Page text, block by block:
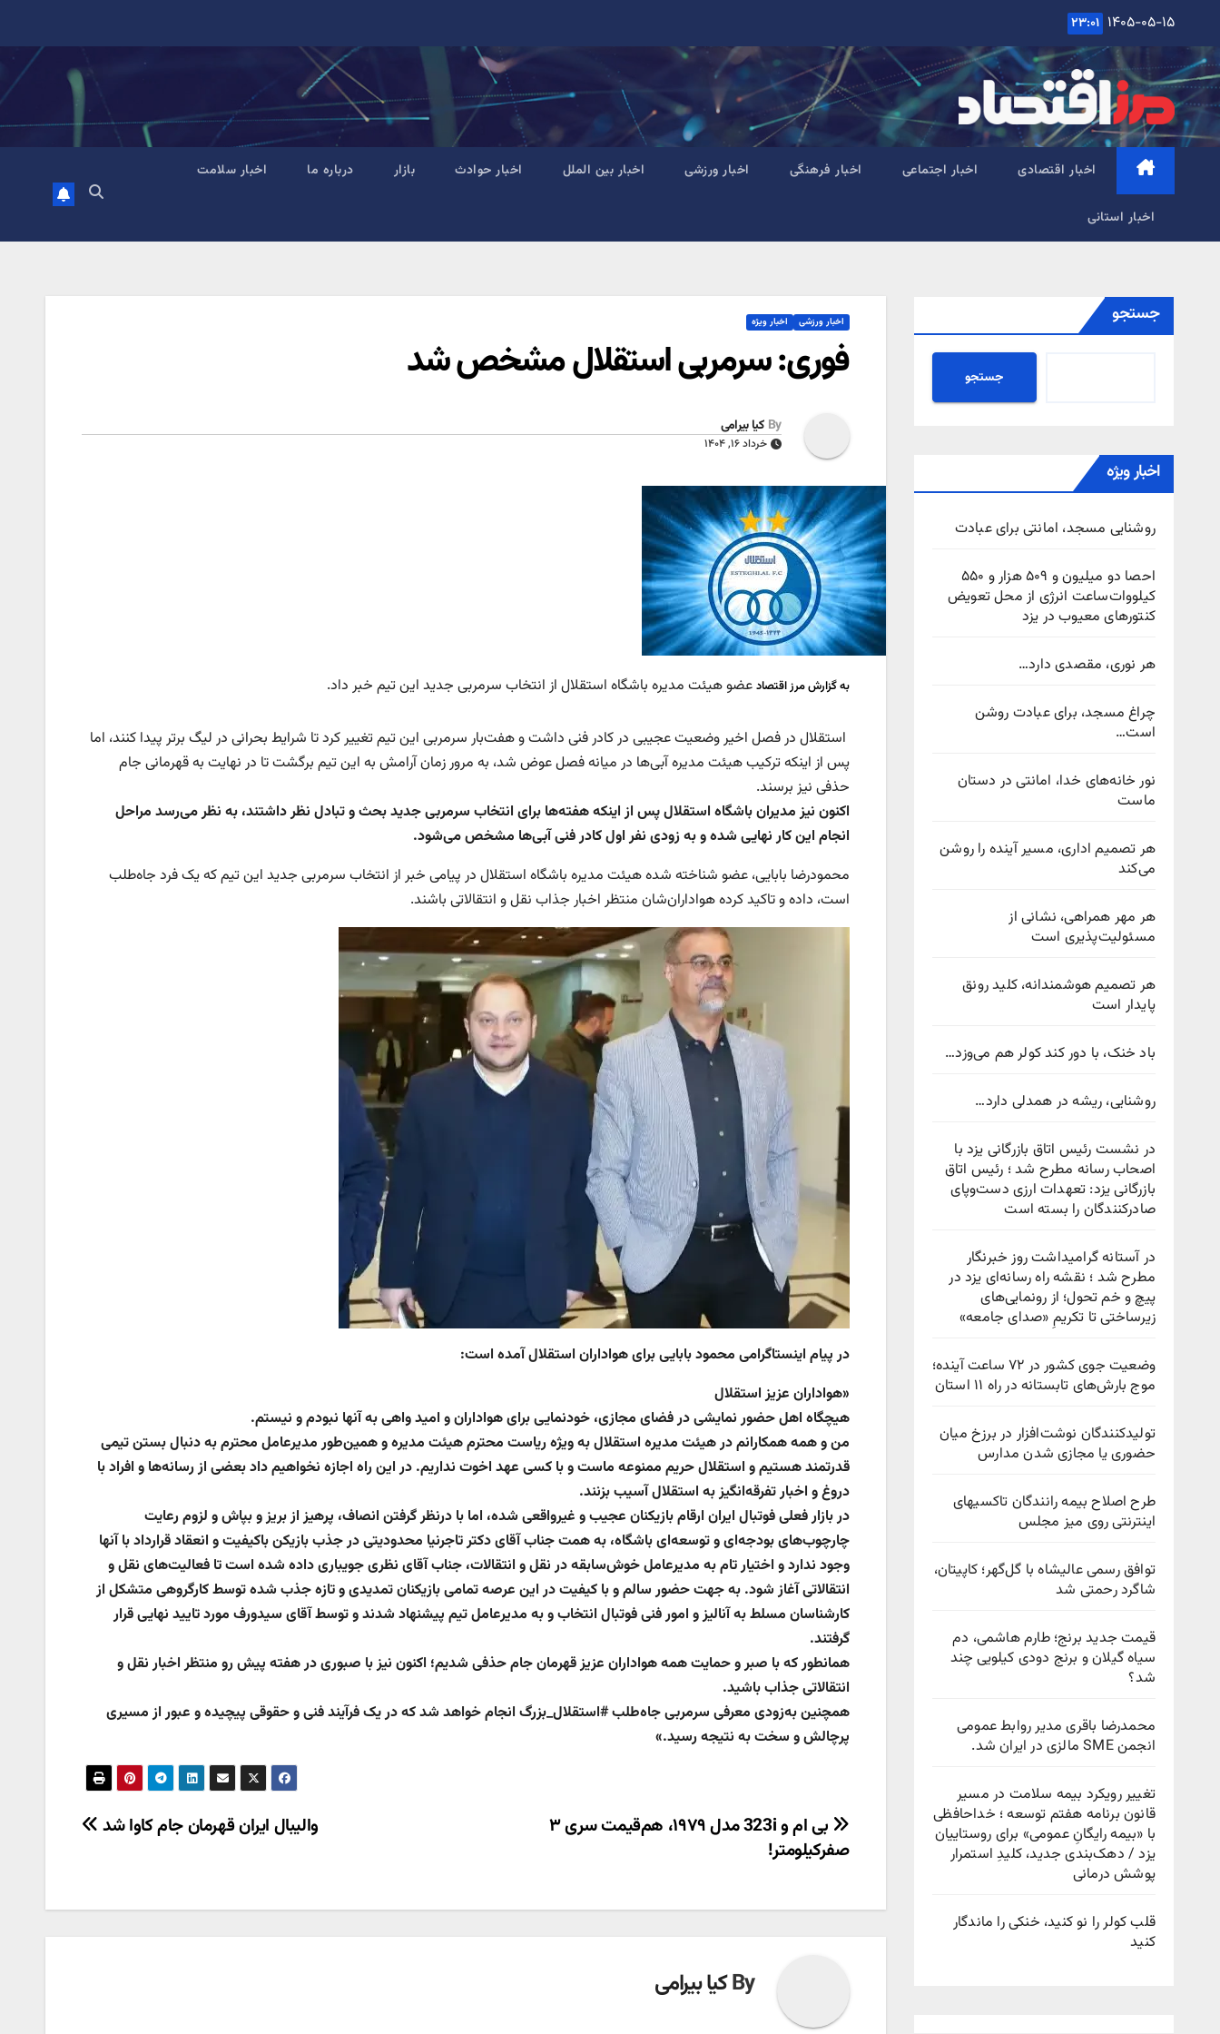
content
۱۴۰۵-۰۵-۱۵ ۲۳:۰۱
اخبار اقتصادی اخبار اجتماعی اخبار فرهنگی اخبار ورزشی اخبار بین الملل اخبار حوادث بازار درباره ما اخبار سلامت
اخبار استانی
جستجو
جستجو
اخبار ویژه
روشنایی مسجد، امانتی برای عبادت
احصا دو میلیون و ۵۰۹ هزار و ۵۵۰
کیلووات‌ساعت انرژی از محل تعویض
کنتورهای معیوب در یزد
هر نوری، مقصدی دارد…
چراغ مسجد، برای عبادت روشن
است…
نور خانه‌های خدا، امانتی در دستان
ماست
هر تصمیم اداری، مسیر آینده را روشن
می‌کند
هر مهر همراهی، نشانی از
مسئولیت‌پذیری است
هر تصمیم هوشمندانه، کلید رونق
پایدار است
باد خنک، با دور کند کولر هم می‌وزد…
روشنایی، ریشه در همدلی دارد…
در نشست رئیس اتاق بازرگانی یزد با
اصحاب رسانه مطرح شد ؛ رئیس اتاق
بازرگانی یزد: تعهدات ارزی دست‌وپای
صادرکنندگان را بسته است
در آستانه گرامیداشت روز خبرنگار
مطرح شد ؛ نقشه راه رسانه‌ای یزد در
پیچ‌ و خم تحول؛ از رونمایی‌های
زیرساختی تا تکریمِ «صدای جامعه»
وضعیت جوی کشور در ۷۲ ساعت آینده؛
موج بارش‌های تابستانه در راه ۱۱ استان
تولیدکنندگان نوشت‌افزار در برزخ میان
حضوری یا مجازی شدن مدارس
طرح اصلاح بیمه رانندگان تاکسیهای
اینترنتی روی میز مجلس
توافق رسمی عالیشاه با گل‌گهر؛ کاپیتان،
شاگرد رحمتی شد
قیمت جدید برنج؛ طارم هاشمی، دم
سیاه گیلان و برنج دودی کیلویی چند
شد؟
محمدرضا باقری مدیر روابط عمومی
انجمن SME مالزی در ایران شد.
تغییر رویکرد بیمه سلامت در مسیر
قانون برنامه هفتم توسعه ؛ خداحافظی
با «بیمه رایگانِ عمومی» برای روستاییان
یزد / دهک‌بندی جدید، کلیدِ استمرار
پوشش درمانی
قلب کولر را نو کنید، خنکی را ماندگار
کنید
اخبار ورزشی اخبار ویژه
فوری: سرمربی استقلال مشخص شد
By کیا بیرامی
خرداد ۱۶, ۱۴۰۴
به گزارش مرز اقتصاد عضو هیئت مدیره باشگاه استقلال از انتخاب سرمربی جدید این تیم خبر داد.
استقلال در فصل اخیر وضعیت عجیبی در کادر فنی داشت و هفت‌بار سرمربی این تیم تغییر کرد تا شرایط بحرانی در لیگ برتر پیدا کنند، اما
پس از اینکه ترکیب هیئت مدیره آبی‌ها در میانه فصل عوض شد، به مرور زمان آرامش به این تیم برگشت تا در نهایت به قهرمانی جام
حذفی نیز برسند.
اکنون نیز مدیران باشگاه استقلال پس از اینکه هفته‌ها برای انتخاب سرمربی جدید بحث و تبادل نظر داشتند، به نظر می‌رسد مراحل
انجام این کار نهایی شده و به زودی نفر اول کادر فنی آبی‌ها مشخص می‌شود.
محمودرضا بابایی، عضو شناخته شده هیئت مدیره باشگاه استقلال در پیامی خبر از انتخاب سرمربی جدید این تیم که یک فرد جاه‌طلب
است، داده و تاکید کرده هواداران‌شان منتظر اخبار جذاب نقل و انتقالاتی باشند.
در پیام اینستاگرامی محمود بابایی برای هواداران استقلال آمده است:
«هواداران عزیز استقلال
هیچگاه اهل حضور نمایشی در فضای مجازی، خودنمایی برای هواداران و امید واهی به آنها نبودم و نیستم.
من و همه همکارانم در هیئت مدیره استقلال به ویژه رياست محترم هیئت مديره و همین‌طور مديرعامل محترم به دنبال بستن تیمی
قدرتمند هستیم و استقلال حریم ممنوعه ماست و با کسی عهد اخوت نداریم. در این راه اجازه نخواهیم داد بعضی از رسانه‌ها و افراد با
دروغ و اخبار تفرقه‌انگیز به استقلال آسیب بزنند.
در بازار فعلی فوتبال ایران ارقام بازیکنان عجیب و غیرواقعی شده، اما با درنظر گرفتن انصاف، پرهيز از بريز و بپاش و لزوم رعايت
چارچوب‌های بودجه‌ای و توسعه‌ای باشگاه، به همت جناب آقای دکتر تاجرنیا محدودیتی در جذب بازيكن باكيفيت و انعقاد قرارداد با آنها
وجود ندارد و اختیار تام‌ به مديرعامل خوش‌سابقه در نقل و انتقالات، جناب آقای نظری جویباری داده شده است تا فعاليت‌های نقل و
انتقالاتی آغاز شود. به جهت حضور سالم و با کیفیت در این عرصه تمامی بازیکنان تمدیدی و تازه جذب شده توسط کارگروهی متشکل از
کارشناسان مسلط به آنالیز و امور فنی فوتبال انتخاب و به مدیرعامل تیم پیشنهاد شدند و توسط آقای سیدورف مورد تایید نهایی قرار
گرفتند.
همانطور كه با صبر و حمايت همه هواداران عزيز قهرمان جام حذفی شديم؛ اکنون نیز با صبوری در هفته پيش رو منتظر اخبار نقل و
انتقالاتی جذاب باشيد.
همچنین به‌زودی معرفی سرمربی جاه‌طلب #استقلال_بزرگ انجام خواهد شد كه در یک فرآیند فنی و حقوقی پيچيده و عبور از مسيری
پرچالش و سخت به نتیجه رسید.»
راهبری
نوشته
والیبال ایران قهرمان جام کاوا شد
بی ام و 323i مدل ۱۹۷۹، هم‌قیمت سری ۳
صفرکیلومتر!
Byکیا بیرامی